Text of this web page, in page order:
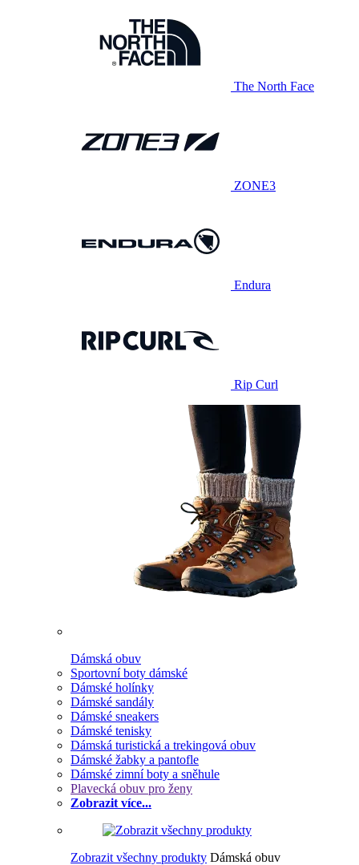
The North Face
ZONE3
Endura
Rip Curl
Dámská obuv
Sportovní boty dámské
Dámské holínky
Dámské sandály
Dámské sneakers
Dámské tenisky
Dámská turistická a trekingová obuv
Dámské žabky a pantofle
Dámské zimní boty a sněhule
Plavecká obuv pro ženy
Zobrazit více...
Zobrazit všechny produkty Dámská obuv